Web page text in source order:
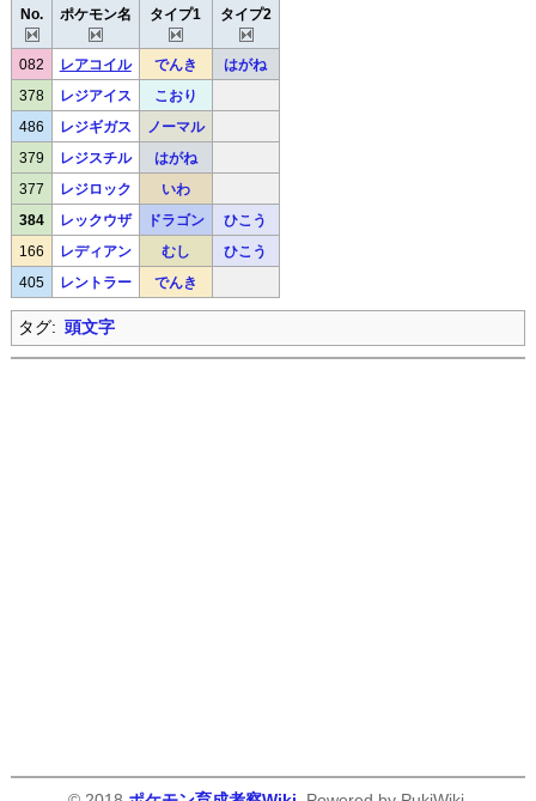
No. ポケモン名 タイプ1 タイプ2
082 レアコイル でんき はがね
378 レジアイス こおり
486 レジギガス ノーマル
379 レジスチル はがね
377 レジロック いわ
384 レックウザ ドラゴン ひこう
166 レディアン むし ひこう
405 レントラー でんき
タグ: 頭文字